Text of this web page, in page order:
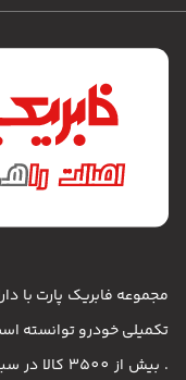
مجموعه فابریک پارت با
تکمیلی خودرو توانسته
. بیش از